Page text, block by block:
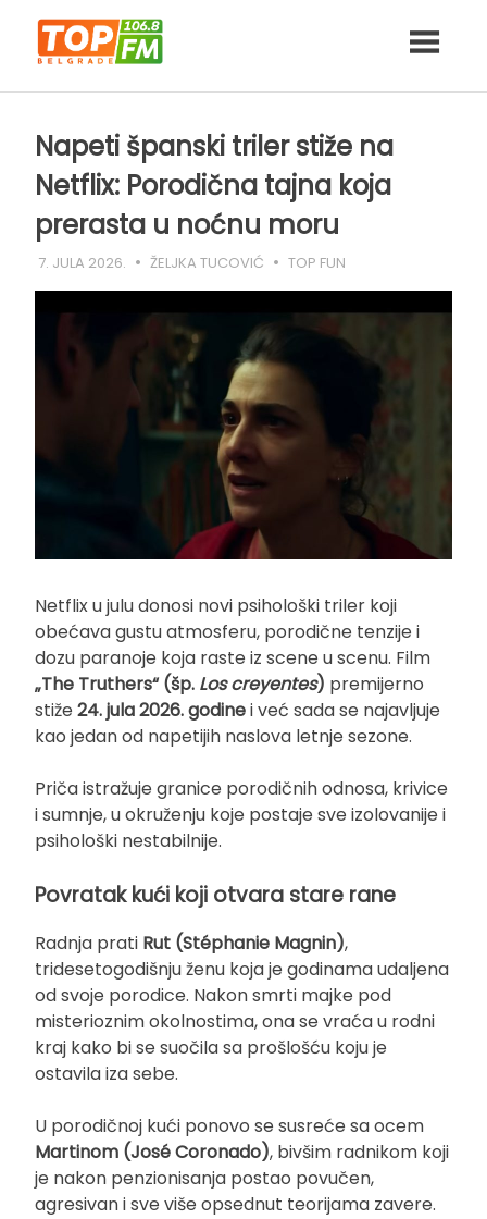
content
Napeti španski triler stiže na
Netflix: Porodična tajna koja
prerasta u noćnu moru
7. JULA 2026. ŽELJKA TUCOVIĆ TOP FUN
Netflix u julu donosi novi psihološki triler koji
obećava gustu atmosferu, porodične tenzije i
dozu paranoje koja raste iz scene u scenu. Film
„The Truthers“ (šp. Los creyentes) premijerno
stiže 24. jula 2026. godinei već sada se najavljuje
kao jedan od napetijih naslova letnje sezone.
Priča istražuje granice porodičnih odnosa, krivice
i sumnje, u okruženju koje postaje sve izolovanije i
psihološki nestabilnije.
Povratak kući koji otvara stare rane
Radnja prati Rut (Stéphanie Magnin),
tridesetogodišnju ženu koja je godinama udaljena
od svoje porodice. Nakon smrti majke pod
misterioznim okolnostima, ona se vraća u rodni
kraj kako bi se suočila sa prošlošću koju je
ostavila iza sebe.
U porodičnoj kući ponovo se susreće sa ocem
Martinom (José Coronado), bivšim radnikom koji
je nakon penzionisanja postao povučen,
agresivan i sve više opsednut teorijama zavere.